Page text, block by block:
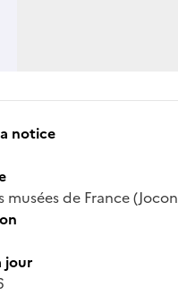
notice
de France
jour